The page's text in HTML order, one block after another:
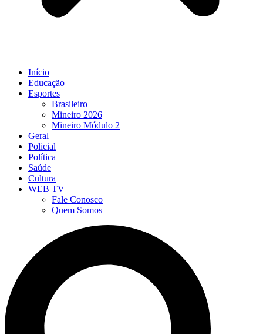
Início
Educação
Esportes
Brasileiro
Mineiro 2026
Mineiro Módulo 2
Geral
Policial
Política
Saúde
Cultura
WEB TV
Fale Conosco
Quem Somos